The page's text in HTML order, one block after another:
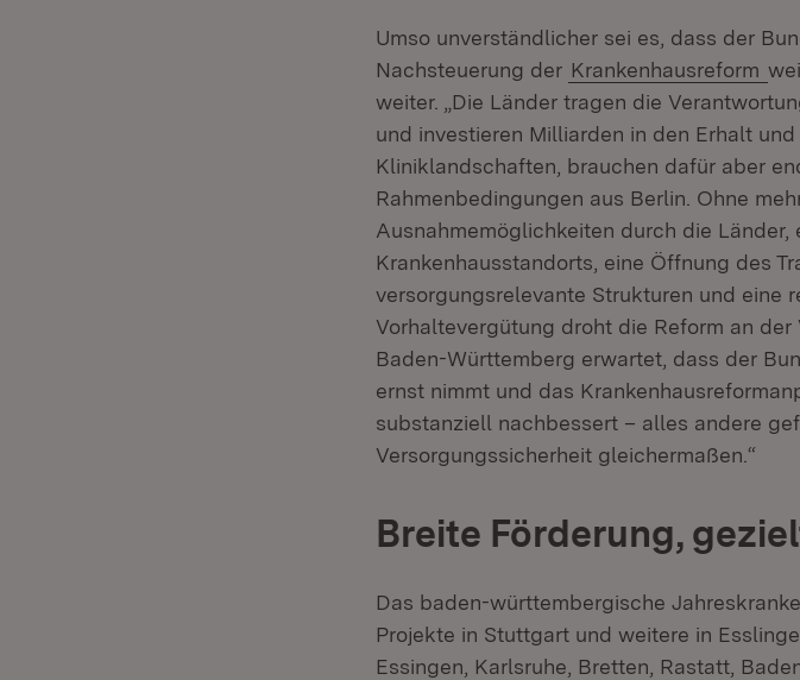
Umso unverständlicher sei es, dass der
Nachsteuerung der Krankenhausreform
weiter. „Die Länder tragen die
und investieren Milliarden in den Erhalt
Kliniklandschaften, brauchen dafür aber
Rahmenbedingungen aus Berlin. Ohne
Ausnahmemöglichkeiten durch die
Krankenhausstandorts, eine Öffnung des
versorgungsrelevante Strukturen und eine
Vorhaltevergütung droht die Reform an
Baden-Württemberg erwartet, dass der
ernst nimmt und das
substanziell nachbessert – alles andere
Versorgungssicherheit gleichermaßen.“
Breite Förderung,
Das baden-württembergische
Projekte in Stuttgart und weitere in
Essingen, Karlsruhe, Bretten, Rastatt,